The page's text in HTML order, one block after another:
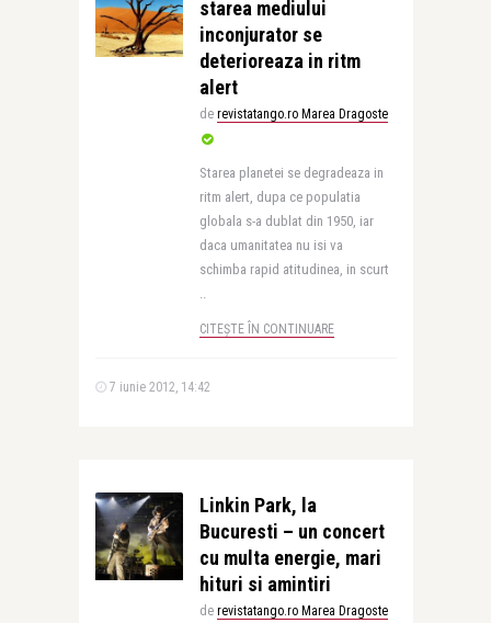
starea mediului
inconjurator se
deterioreaza in ritm
alert
de revistatango.ro Marea Dragoste
Starea planetei se degradeaza in
ritm alert, dupa ce populatia
globala s-a dublat din 1950, iar
daca umanitatea nu isi va
schimba rapid atitudinea, in scurt
..
CITEȘTE ÎN CONTINUARE
7 iunie 2012, 14:42
Linkin Park, la
Bucuresti – un concert
cu multa energie, mari
hituri si amintiri
de revistatango.ro Marea Dragoste